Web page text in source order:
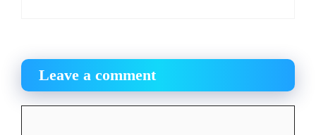
Leave a comment